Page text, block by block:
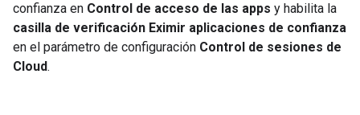
confianza en Control de acceso de las apps y habilita la
casilla de verificación Eximir aplicaciones de confianza
en el parámetro de configuración Control de sesiones de
Cloud.